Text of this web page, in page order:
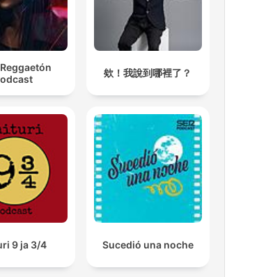
欸！我說到哪裡了？
9 ja 3/4 Sucedió una noche